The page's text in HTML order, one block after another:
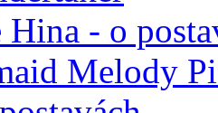
- o
Melody